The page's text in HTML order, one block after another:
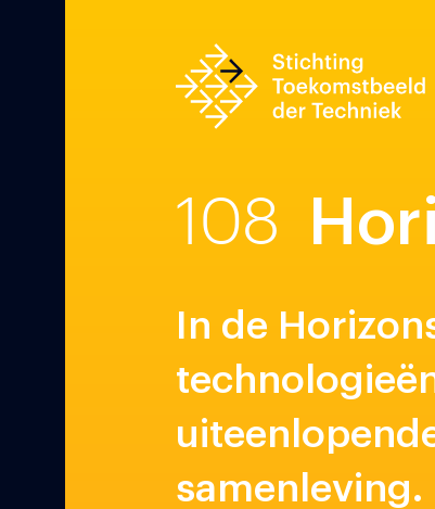
108
In de
samenleving.